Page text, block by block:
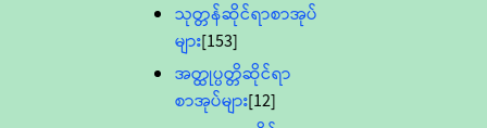
သုတ္တန်ဆိုင်ရာစာအုပ်
များ[153]
အတ္ထုပ္ပတ္တိဆိုင်ရာ
စာအုပ်များ[12]